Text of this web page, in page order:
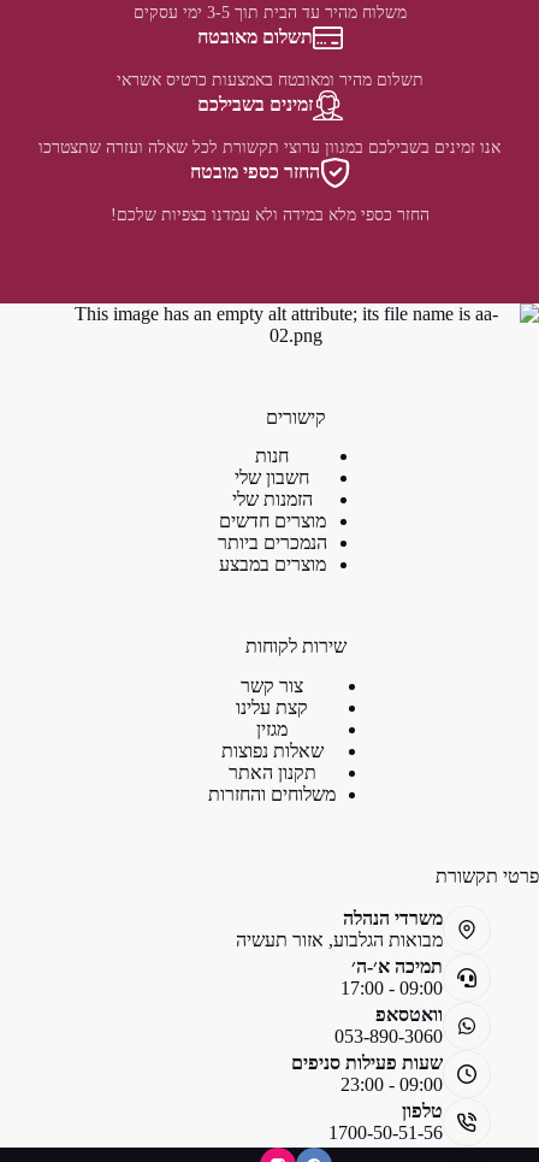
משלוח מהיר עד הבית תוך 3-5 ימי עסקים
תשלום מאובטח
תשלום מהיר ומאובטח באמצעות כרטיס אשראי
זמינים בשבילכם
אנו זמינים בשבילכם במגוון ערוצי תקשורת לכל שאלה ועזרה שתצטרכו
החזר כספי מובטח
החזר כספי מלא במידה ולא עמדנו בצפיות שלכם!
קישורים
חנות
חשבון שלי
הזמנות שלי
מוצרים חדשים
הנמכרים ביותר
מוצרים במבצע
שירות לקוחות
צור קשר
קצת עלינו
מגזין
שאלות נפוצות
תקנון האתר
משלוחים והחזרות
פרטי תקשורת
משרדי הנהלה
מבואות הגלבוע, אזור תעשיה
תמיכה א׳-ה׳
09:00 - 17:00
וואטסאפ
053-890-3060
שעות פעילות סניפים
09:00 - 23:00
טלפון
1700-50-51-56